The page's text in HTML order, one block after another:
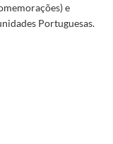
e
Portuguesas.